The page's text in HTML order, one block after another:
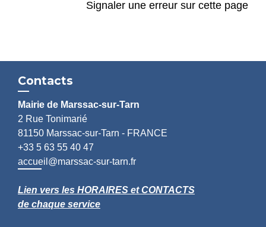
Signaler une erreur sur cette page
Contacts
Mairie de Marssac-sur-Tarn
2 Rue Tonimarié
81150 Marssac-sur-Tarn - FRANCE
+33 5 63 55 40 47
accueil@marssac-sur-tarn.fr
Lien vers les HORAIRES et CONTACTS
de chaque service